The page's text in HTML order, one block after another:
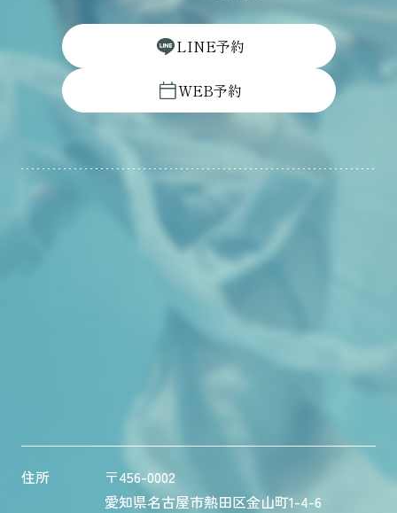
LINE予約
WEB予約
住所
〒456-0002
愛知県名古屋市熱田区金山町1-4-6